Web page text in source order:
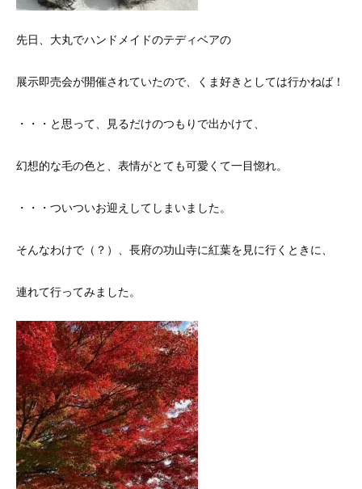
先日、大丸でハンドメイドのテディベアの
展示即売会が開催されていたので、くま好きとしては行かねば！
・・・と思って、見るだけのつもりで出かけて、
幻想的な毛の色と、表情がとても可愛くて一目惚れ。
・・・ついついお迎えしてしまいました。
そんなわけで（？）、長府の功山寺に紅葉を見に行くときに、
連れて行ってみました。